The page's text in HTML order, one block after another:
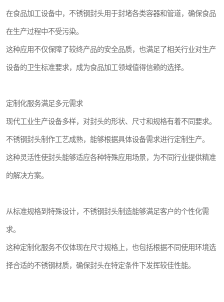
在食品加工设备中，不锈钢封头用于封堵各类容器和管道，确保食品
在生产过程中不受污染。
这种应用不仅保障了较终产品的安全品质，也满足了相关行业对生产
设备的卫生标准要求，成为食品加工领域值得信赖的选择。
定制化服务满足多元需求
现代工业生产设备多样，对封头的形状、尺寸和规格有着不同要求。
不锈钢封头制作工艺成熟，能够根据具体设备需求进行定制生产。
这种灵活性使封头能够适应各种特殊应用场景，为不同行业提供精准
的解决方案。
从标准规格到特殊设计，不锈钢封头制造能够满足客户的个性化需
求。
这种定制化服务不仅体现在尺寸规格上，也包括根据不同使用环境选
择合适的不锈钢材质，确保封头在特定条件下发挥较佳性能。